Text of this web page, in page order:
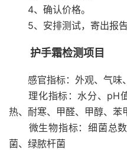
4、确认价格。
5、安排测试，寄出报告
护手霜检测项目
感官指标：外观、气味
理化指标：水分、pH
热、耐寒、甲醛、甲醇、苯
微生物指标：细菌总数
菌、绿脓杆菌